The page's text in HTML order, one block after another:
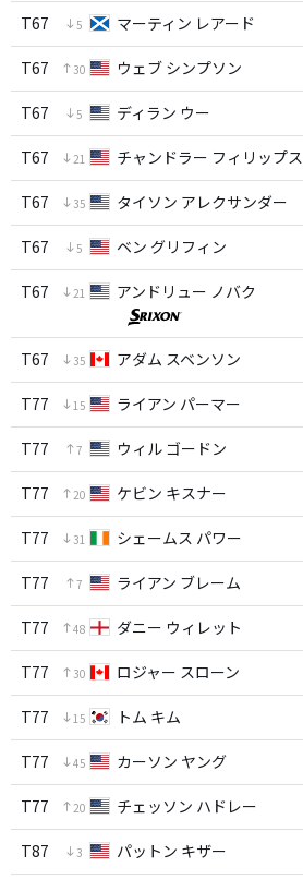
T67 5 マーティン レアード
T67 30 ウェブ シンプソン
T67 5 ディラン ウー
T67 21 チャンドラー フィリップス
T67 35 タイソン アレクサンダー
T67 5 ベン グリフィン
T67 21 アンドリュー ノバク
T67 35 アダム スベンソン
T77 15 ライアン パーマー
T77 7 ウィル ゴードン
T77 20 ケビン キスナー
T77 31 シェームス パワー
T77 7 ライアン ブレーム
T77 48 ダニー ウィレット
T77 30 ロジャー スローン
T77 15 トム キム
T77 45 カーソン ヤング
T77 20 チェッソン ハドレー
T87 3 パットン キザー